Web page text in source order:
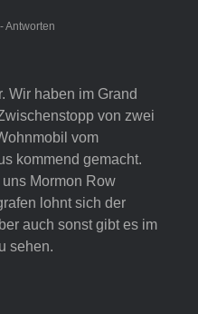
- Antworten
Wir haben im Grand
von zwei
vom
kommend gemacht.
Mormon Row
lohnt sich der
auch sonst gibt es im
sehen.